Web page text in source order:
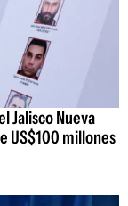
Jalisco Nueva
US$100 millones